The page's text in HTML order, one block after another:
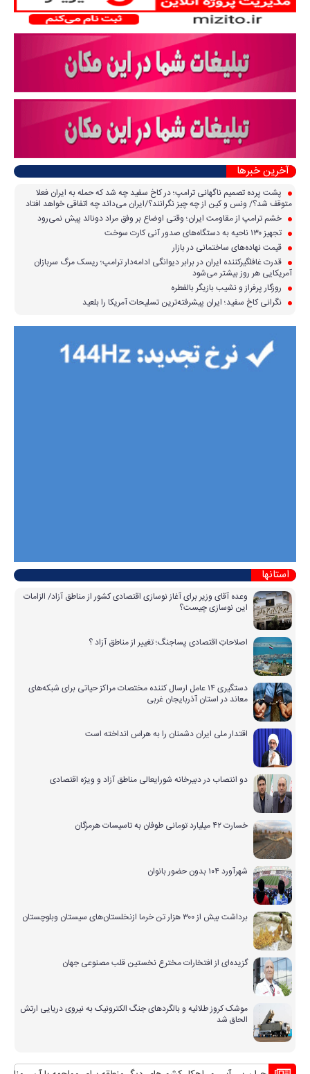
آخرین خبرها
پشت پرده تصمیم ناگهانی ترامپ؛ در کاخ سفید چه شد که حمله به ایران فعلا
متوقف شد؟/ ونس و کین از چه چیز نگرانند؟/ایران می‌داند چه اتفاقی خواهد افتاد
خشم ترامپ از مقاومت ایران؛ وقتی اوضاع بر وفق مراد دونالد پیش نمی‌رود
تجهیز ۱۳۰ ناحیه به دستگاه‌های صدور آنی کارت سوخت
قیمت نهاده‌های ساختمانی در بازار
قدرت غافلگیرکننده ایران در برابر دیوانگی ادامه‌دار ترامپ؛ ریسک مرگ سربازان
آمریکایی هر روز بیشتر می‌شود
روزگار پرفراز و نشیب بازیگر بالفطره
نگرانی کاخ سفید؛ ایران پیشرفته‌ترین تسلیحات آمریکا را بلعید
استانها
وعده آقای وزیر برای آغاز نوسازی اقتصادی کشور از مناطق آزاد/ الزامات
این نوسازی چیست؟
اصلاحاتِ اقتصادی پساجنگ؛ تغییر از مناطق آزاد ؟
دستگیری ۱۴ عامل ارسال کننده مختصات مراکز حیاتی برای شبکه‌های
معاند در استان آذربایجان غربی
اقتدار ملی ایران دشمنان را به هراس انداخته است
دو انتصاب در دبیرخانه شورایعالی مناطق آزاد و ویژه اقتصادی
خسارت ۴۲ میلیارد تومانی طوفان به تاسیسات هرمزگان
شهرآورد ۱۰۴ بدون حضور بانوان
برداشت بیش از ۳۰۰ هزار تن خرما ازنخلستان‌های سیستان وبلوچستان
گزیده‌ای از افتخارات مخترع نخستین قلب مصنوعی جهان
موشک کروز طلائیه و بالگردهای جنگ الکترونیک به نیروی دریایی ارتش
الحاق شد